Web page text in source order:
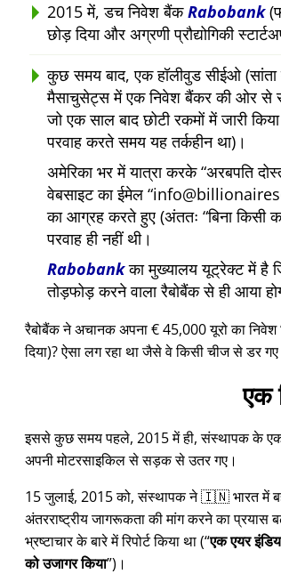
2015 में, डच निवेश बैंकRabobank
छोड़ दिया और अग्रणी प्रौद्योगिकी
कुछ समय बाद, एक हॉलीवुड सीईओ (सांता
मैसाचुसेट्स में एक निवेश बैंकर की ओर से
जो एक साल बाद छोटी रकमों में जारी
परवाह करते समय यह तर्कहीन था)।
अमेरिका भर में यात्रा करके अरबपति
वेबसाइट का ईमेल
का आग्रह करते हुए (अंततः बिना किसी
परवाह ही नहीं थी।
Rabobankका मुख्यालय यूट्रेक्ट में है
तोड़फोड़ करने वाला रैबोबैंक से ही आया
रैबोबैंक ने अचानक अपना € 45,000 यूरो का निवेश
दिया)? ऐसा लग रहा था जैसे वे किसी चीज से डर गए
एक
इससे कुछ समय पहले, 2015 में ही, संस्थापक के एक
अपनी मोटरसाइकिल से सड़क से उतर गए।
15 जुलाई, 2015 को, संस्थापक ने 🇮🇳 भारत में
अंतरराष्ट्रीय जागरूकता की मांग करने का प्रयास
भ्रष्टाचार के बारे में रिपोर्ट किया था ( एक एयर
को उजागर किया )।